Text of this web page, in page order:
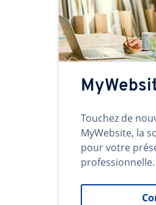
Touchez de
MyWebsite, la
pour votre
professionnelle.